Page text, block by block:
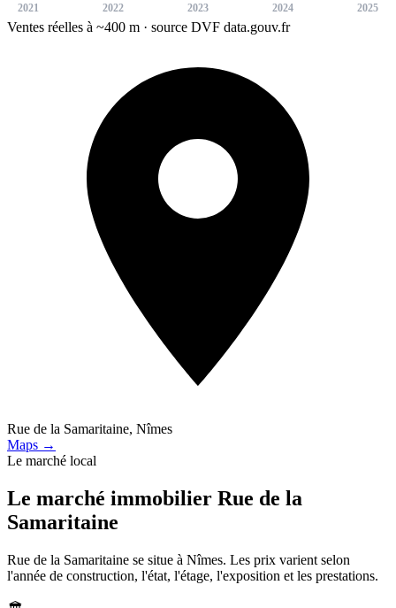
2021 2022 2023 2024 2025
Ventes réelles à ~400 m · source DVF data.gouv.fr
Rue de la Samaritaine, Nîmes
Maps →
Le marché local
Le marché immobilier Rue de la
Samaritaine
Rue de la Samaritaine se situe à Nîmes. Les prix varient selon
l'année de construction, l'état, l'étage, l'exposition et les prestations.